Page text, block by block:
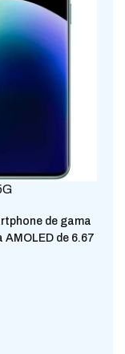
de gama
de 6.67